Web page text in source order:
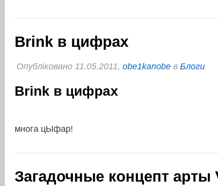
Brink в цифрах
Опубліковано 11.05.2011, obe1kanobe в Блоги
Brink в цифрах
многа цЫфар!
Загадочные концепт арты